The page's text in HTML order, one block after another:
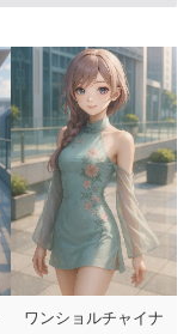
ワンショルチャイナ